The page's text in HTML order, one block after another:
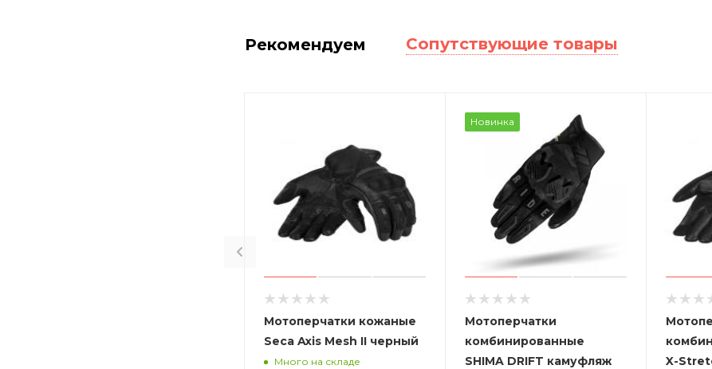
Рекомендуем Сопутствующие товары
Мотоперчатки кожаные
Seca Axis Mesh II черный
Много на складе
Новинка
Мотоперчатки
комбинированные
SHIMA DRIFT камуфляж
X-